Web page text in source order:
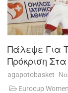
Πάλεψε Για
Πρόκριση
agapotobasket
Eurocup Women